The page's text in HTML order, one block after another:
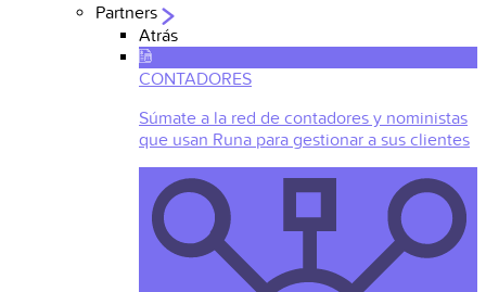
Partners
Atrás
CONTADORES
Súmate a la red de contadores y noministas
que usan Runa para gestionar a sus clientes